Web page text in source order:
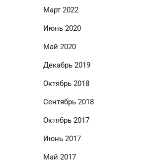
Март 2022
Июнь 2020
Май 2020
Декабрь 2019
Октябрь 2018
Сентябрь 2018
Октябрь 2017
Июнь 2017
Май 2017